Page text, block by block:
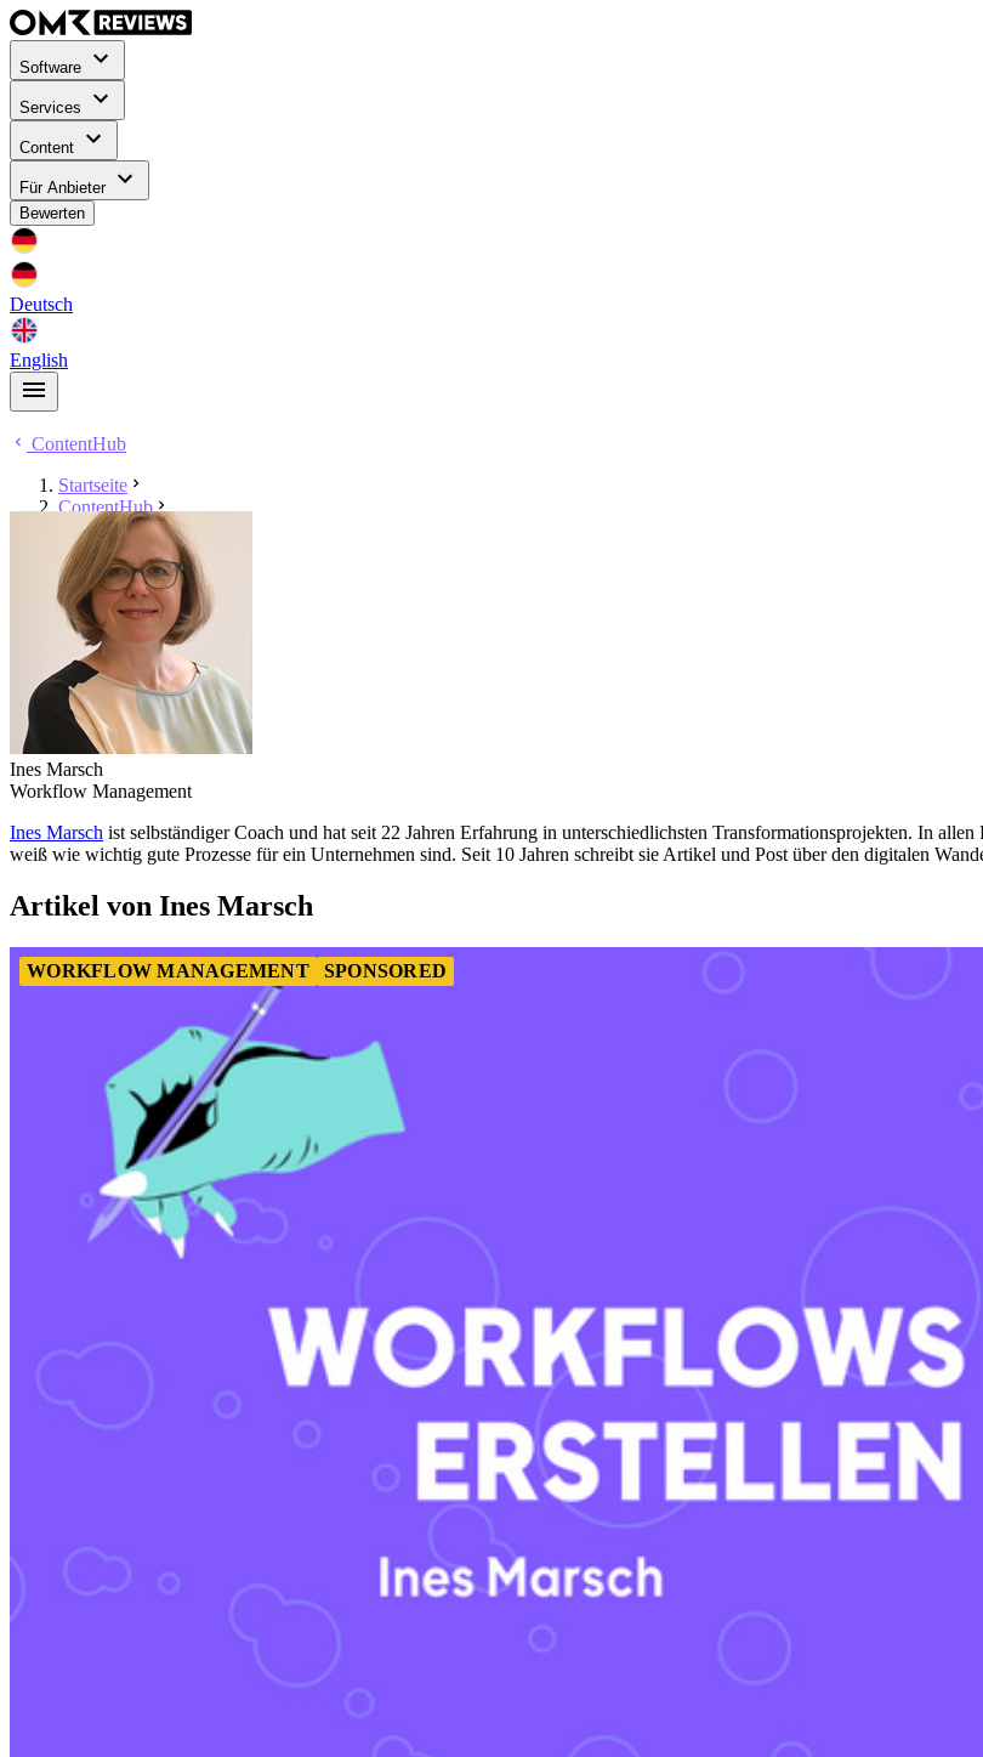
Software
Services
Content
Für Anbieter
Bewerten
Deutsch
English
ContentHub
Startseite
ContentHub
Ines Marsch
Ines Marsch
Workflow Management
Ines Marsch ist selbständiger Coach und hat seit 22 Jahren Erfahrung in unterschiedlichsten Transformationsprojekten. In
weiß wie wichtig gute Prozesse für ein Unternehmen sind. Seit 10 Jahren schreibt sie Artikel und Post über den digitalen
Artikel von Ines Marsch
WORKFLOW MANAGEMENT SPONSORED